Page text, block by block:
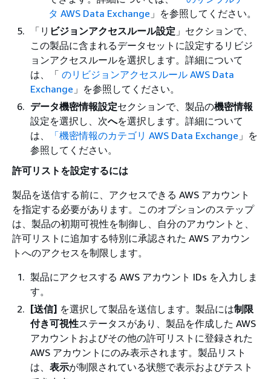
タ AWS Data Exchange 」を参照してください。
「リ ビジョンアクセスルール設定 」セクションで、
この製品に含まれるデータセットに設定するリビジ
ョンアクセスルールを選択します。詳細について
は、「 のリビジョンアクセスルール AWS Data
Exchange 」を参照してください。
データ機密情報設定セクションで、製品の機密情報
設定を選択し、次へを選択します。詳細について
は、
「機密情報のカテゴリ AWS Data Exchange 」を
参照してください。
許可リストを設定するには
製品を送信する前に、アクセスできる AWS アカウント
を指定する必要があります。このオプションのステップ
は、製品の初期可視性を制御し、自分のアカウントと、
許可リストに追加する特別に承認された AWS アカウン
トへのアクセスを制限します。
製品にアクセスする AWS アカウント IDs を入力しま
す。
[送信] を選択して製品を送信します。製品には制限
付き可視性ステータスがあり、製品を作成した AWS
アカウントおよびその他の許可リストに登録された
AWS アカウントにのみ表示されます。製品リスト
は、 表示が制限されている状態で表示およびテスト